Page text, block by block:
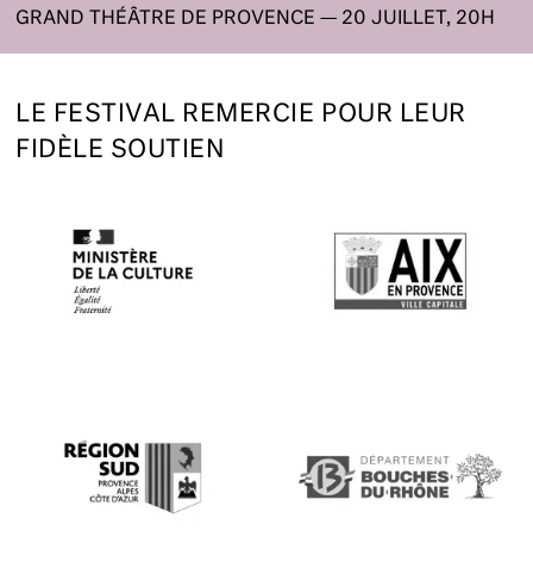
GRAND THÉÂTRE DE PROVENCE — 20 JUILLET, 20H
LE FESTIVAL REMERCIE POUR LEUR
FIDÈLE SOUTIEN